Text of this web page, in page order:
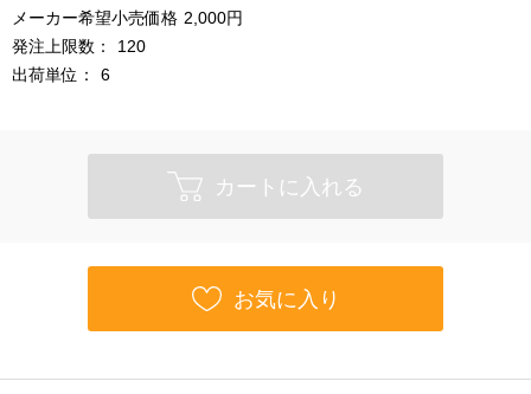
メーカー希望小売価格 2,000円
発注上限数：
120
出荷単位：
6
カートに入れる
お気に入り